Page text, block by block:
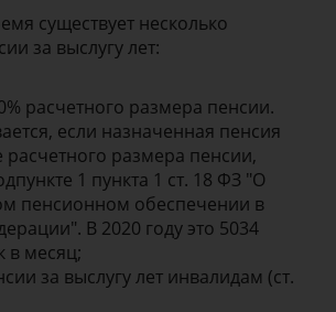
существует несколько
за выслугу лет:
расчетного размера пенсии.
если назначенная пенсия
расчетного размера пенсии,
1 пункта 1 ст. 18 ФЗ "О
пенсионном обеспечении в
В 2020 году это 5034
в месяц;
за выслугу лет инвалидам (ст.